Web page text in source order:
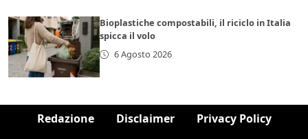
Bioplastiche compostabili, il riciclo in Italia
spicca il volo
6 Agosto 2026
Redazione Disclaimer Privacy Policy